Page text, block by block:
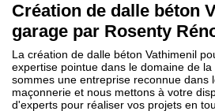
Création de dalle béton
garage par Rosenty
La création de dalle béton Vathimenil
expertise pointue dans le domaine de
sommes une entreprise reconnue dans
maçonnerie et nous mettons à votre
d'experts pour réaliser vos projets en